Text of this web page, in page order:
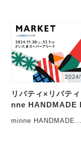
リ・・・
リバティ×リバテ
nne HANDMADE
minne HANDMADE